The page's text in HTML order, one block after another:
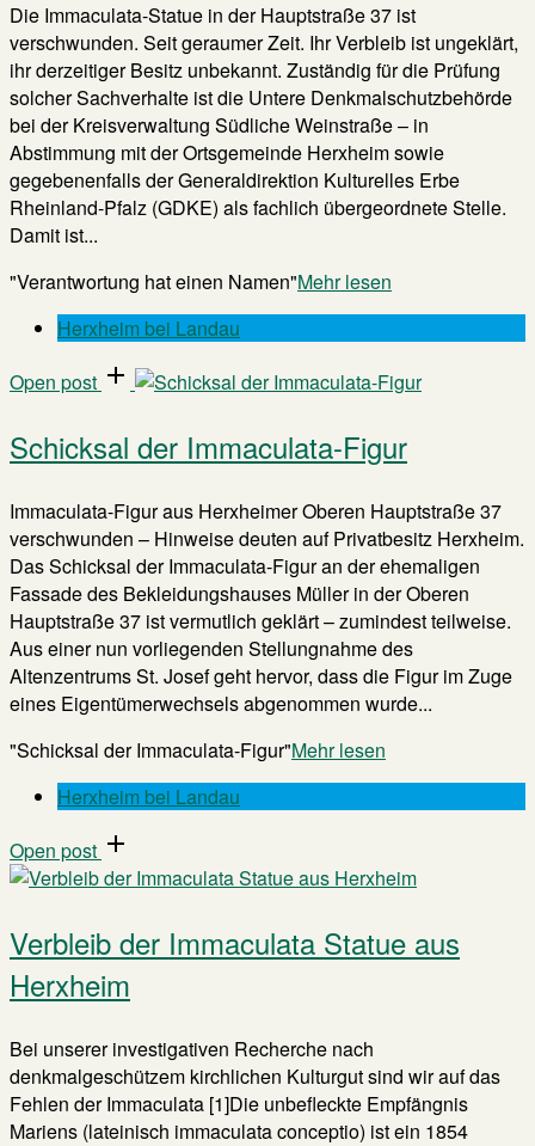
Die Immaculata-Statue in der Hauptstraße 37 ist
verschwunden. Seit geraumer Zeit. Ihr Verbleib ist ungeklärt,
ihr derzeitiger Besitz unbekannt. Zuständig für die Prüfung
solcher Sachverhalte ist die Untere Denkmalschutzbehörde
bei der Kreisverwaltung Südliche Weinstraße – in
Abstimmung mit der Ortsgemeinde Herxheim sowie
gegebenenfalls der Generaldirektion Kulturelles Erbe
Rheinland-Pfalz (GDKE) als fachlich übergeordnete Stelle.
Damit ist...
"Verantwortung hat einen Namen"Mehr lesen
Herxheim bei Landau
Open post
Schicksal der Immaculata-Figur
Immaculata-Figur aus Herxheimer Oberen Hauptstraße 37
verschwunden – Hinweise deuten auf Privatbesitz Herxheim.
Das Schicksal der Immaculata-Figur an der ehemaligen
Fassade des Bekleidungshauses Müller in der Oberen
Hauptstraße 37 ist vermutlich geklärt – zumindest teilweise.
Aus einer nun vorliegenden Stellungnahme des
Altenzentrums St. Josef geht hervor, dass die Figur im Zuge
eines Eigentümerwechsels abgenommen wurde...
"Schicksal der Immaculata-Figur"Mehr lesen
Herxheim bei Landau
Open post
Verbleib der Immaculata Statue aus
Herxheim
Bei unserer investigativen Recherche nach
denkmalgeschützem kirchlichen Kulturgut sind wir auf das
Fehlen der Immaculata [1]Die unbefleckte Empfängnis
Mariens (lateinisch immaculata conceptio) ist ein 1854